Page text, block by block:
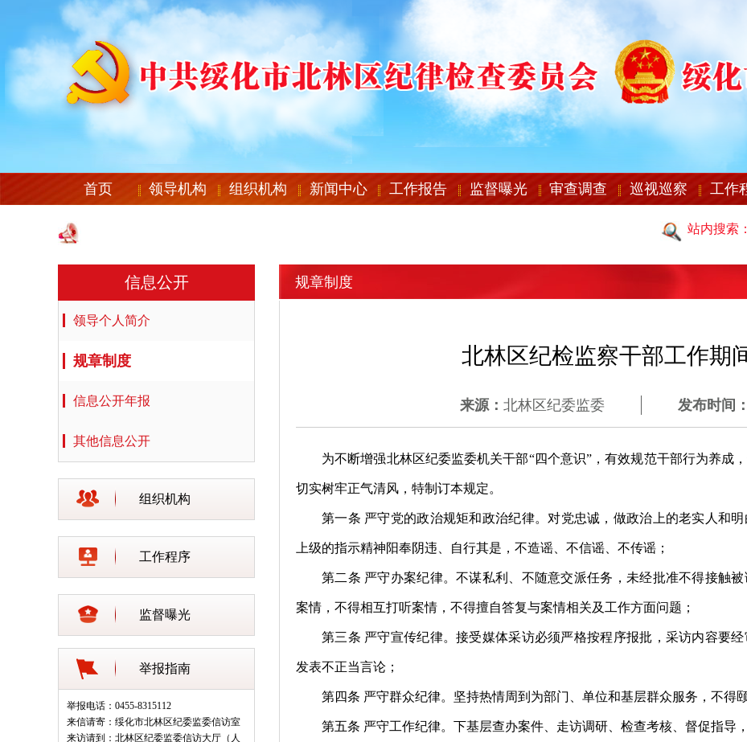
首页 领导机构 组织机构 新闻中心 工作报告 监督曝光 审查调查 巡视巡察 工作
站内搜索：
信息公开
领导个人简介
规章制度
信息公开年报
其他信息公开
组织机构
工作程序
监督曝光
举报指南
举报电话：0455-8315112
来信请寄：绥化市北林区纪委监委信访室
来访请到：北林区纪委监委信访大厅（人
规章制度
北林区纪检监察干部工作期
来源： 北林区纪委监委 发布时间：
为不断增强北林区纪委监委机关干部“四个意识”，有效规范干部行为养成，
切实树牢正气清风，特制订本规定。
第一条 严守党的政治规矩和政治纪律。对党忠诚，做政治上的老实人和
上级的指示精神阳奉阴违、自行其是 ， 不造谣、不信谣、不传谣 ；
第二条 严守办案纪律。不谋私利、不随意交派任务 ，未经批准不得接触
案情，不得相互打听案情，不得擅自答复与案情相关及工作方面问题 ；
第三条 严守宣传纪律。接受媒体采访必须严格按程序报批，采访内容要经
发表不正当言论；
第四条 严守群众纪律。坚持热情周到为部门、单位和基层群众服务，不得颐
第五条 严守工作纪律。下基层查办案件 走访调研、 检查考核、督促指导